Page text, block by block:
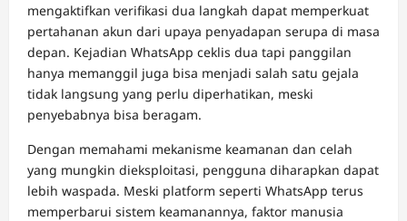
mengaktifkan verifikasi dua langkah dapat memperkuat
pertahanan akun dari upaya penyadapan serupa di masa
depan. Kejadian WhatsApp ceklis dua tapi panggilan
hanya memanggil juga bisa menjadi salah satu gejala
tidak langsung yang perlu diperhatikan, meski
penyebabnya bisa beragam.
Dengan memahami mekanisme keamanan dan celah
yang mungkin dieksploitasi, pengguna diharapkan dapat
lebih waspada. Meski platform seperti WhatsApp terus
memperbarui sistem keamanannya, faktor manusia